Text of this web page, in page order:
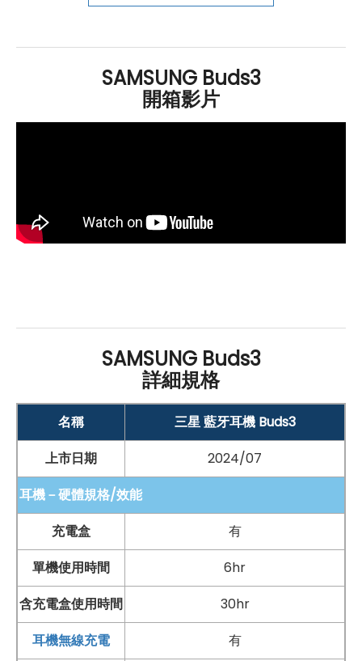
強大功能的無線耳機。
創新翻譯助理與主動降噪技術的完美結合
Galaxy Buds3 支援翻譯助理功能，讓用戶在
對話過程中可以單方聆聽翻譯內容，並具備聲音分離的能
備 ANC 主動式降噪技術，能有效過濾外部噪音，進一步
提升收聽品質。這項技術不僅讓用戶在繁忙環境中享受清
三星手機、平板、手錶和智慧顯示器。這樣的功能使得用
戶在多設備使用時，操作更加便利，無需手動重新連接，
完美符合現代用戶的需求。整體而言，Galaxy Buds3 提
供了出色的使用體驗，無論是日常通話還是多語言交流。
SAMSUNG Buds3
開箱影片
SAMSUNG Buds3
詳細規格
名稱
三星 藍牙耳機 Buds3
上市日期
2024/07
耳機－硬體規格/效能
充電盒
有
單機使用時間
6hr
含充電盒使用時間
30hr
耳機無線充電
有